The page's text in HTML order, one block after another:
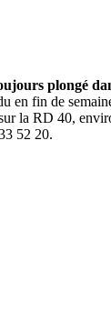
plongé
en fin de
la RD 40,
52 20.